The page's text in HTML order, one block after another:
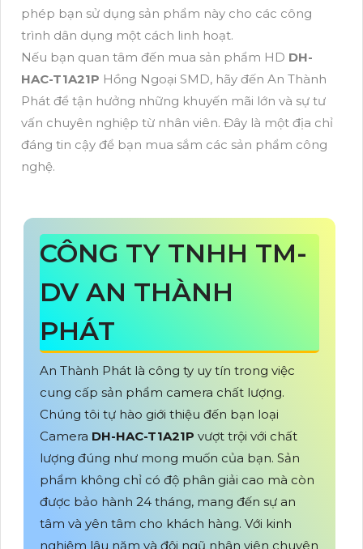
phép bạn sử dụng sản phẩm này cho các công
trình dân dụng một cách linh hoạt.
Nếu bạn quan tâm đến mua sản phẩm HD DH-
HAC-T1A21P Hồng Ngoại SMD, hãy đến An Thành
Phát để tận hưởng những khuyến mãi lớn và sự tư
vấn chuyên nghiệp từ nhân viên. Đây là một địa chỉ
đáng tin cậy để bạn mua sắm các sản phẩm công
nghệ.
CÔNG TY TNHH TM-
DV AN THÀNH
PHÁT
An Thành Phát là công ty uy tín trong việc
cung cấp sản phẩm camera chất lượng.
Chúng tôi tự hào giới thiệu đến bạn loại
Camera DH-HAC-T1A21P vượt trội với chất
lượng đúng như mong muốn của bạn. Sản
phẩm không chỉ có độ phân giải cao mà còn
được bảo hành 24 tháng, mang đến sự an
tâm và yên tâm cho khách hàng. Với kinh
nghiệm lâu năm và đội ngũ nhân viên chuyên